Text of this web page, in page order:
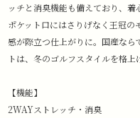
ッチと消臭機能も備えており、着
ポケット口にはさりげなく王冠
感が際立つ仕上がりに。国産なら
トは、冬のゴルフスタイルを格上
【機能】
2WAYストレッチ・消臭